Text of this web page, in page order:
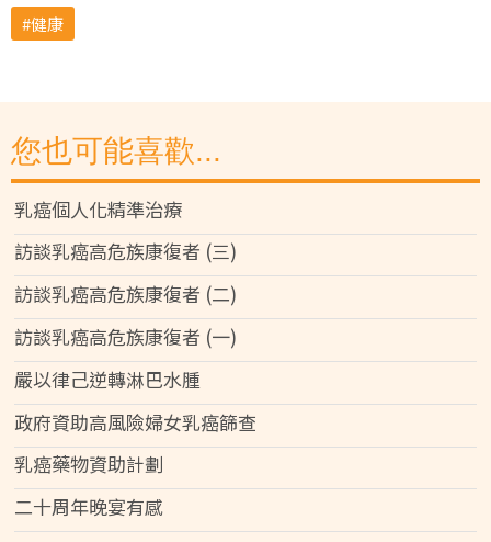
健康
您也可能喜歡...
乳癌個人化精準治療
訪談乳癌高危族康復者 (三)
訪談乳癌高危族康復者 (二)
訪談乳癌高危族康復者 (一)
嚴以律己逆轉淋巴水腫
政府資助高風險婦女乳癌篩查
乳癌藥物資助計劃
二十周年晚宴有感